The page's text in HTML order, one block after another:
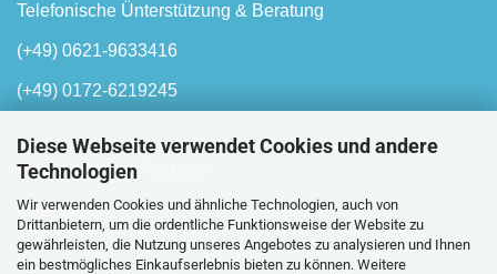
Diese Webseite verwendet Cookies und andere
Technologien
Wir verwenden Cookies und ähnliche Technologien, auch von
Drittanbietern, um die ordentliche Funktionsweise der Website zu
gewährleisten, die Nutzung unseres Angebotes zu analysieren und Ihnen
ein bestmögliches Einkaufserlebnis bieten zu können. Weitere
Telefonische Ünterstützung & Beratung
(+49) 0621-9633416
(+49) 0172-6219245
Mo-Fr, 08:00 - 17:00 Uhr
Oder unserKontaktformular